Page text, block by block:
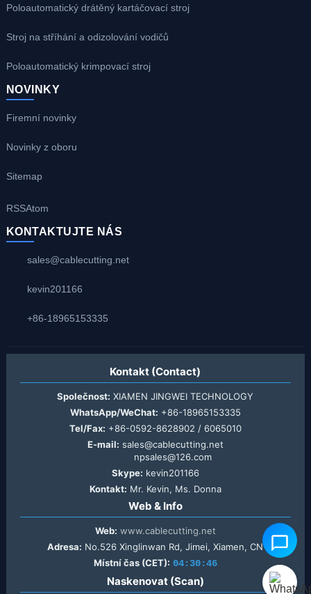
Poloautomatický drátěný kartáčovací stroj
Stroj na stříhání a odizolování vodičů
Poloautomatický krimpovací stroj
NOVINKY
Firemní novinky
Novinky z oboru
Sitemap
RSSAtom
KONTAKTUJTE NÁS
sales@cablecutting.net
kevin201166
+86-18965153335
Kontakt (Contact)
Společnost: XIAMEN JINGWEI TECHNOLOGY
WhatsApp/WeChat: +86-18965153335
Tel/Fax: +86-0592-8628902 / 6065010
E-mail: sales@cablecutting.net
npsales@126.com
Skype: kevin201166
Kontakt: Mr. Kevin, Ms. Donna
Web & Info
Web: www.cablecutting.net
Adresa: No.526 Xinglinwan Rd, Jimei, Xiamen, CN
Místní čas (CET): 04:30:46
Naskenovat (Scan)